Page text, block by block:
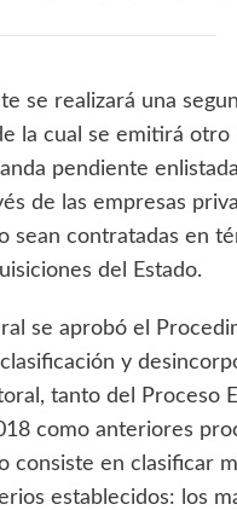
se realizará una
la cual se emitirá otro
pendiente
de las empresas
sean contratadas en
del Estado.
se aprobó el
y
tanto del Proceso
como anteriores
consiste en clasificar
establecidos: los